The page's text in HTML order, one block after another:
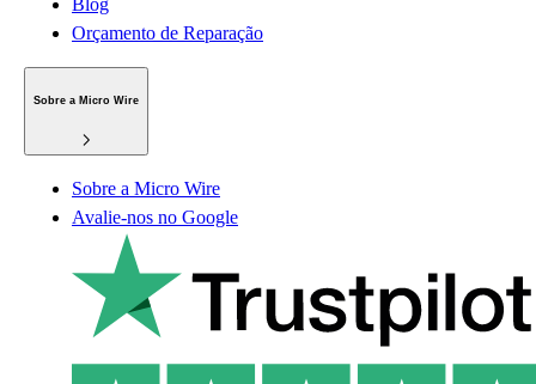
Orçamento de Reparação
Sobre a Micro Wire
Sobre a Micro Wire
Avalie-nos no Google